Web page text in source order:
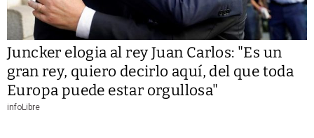
Juncker elogia al rey Juan Carlos: "Es un
gran rey, quiero decirlo aquí, del que toda
Europa puede estar orgullosa"
infoLibre